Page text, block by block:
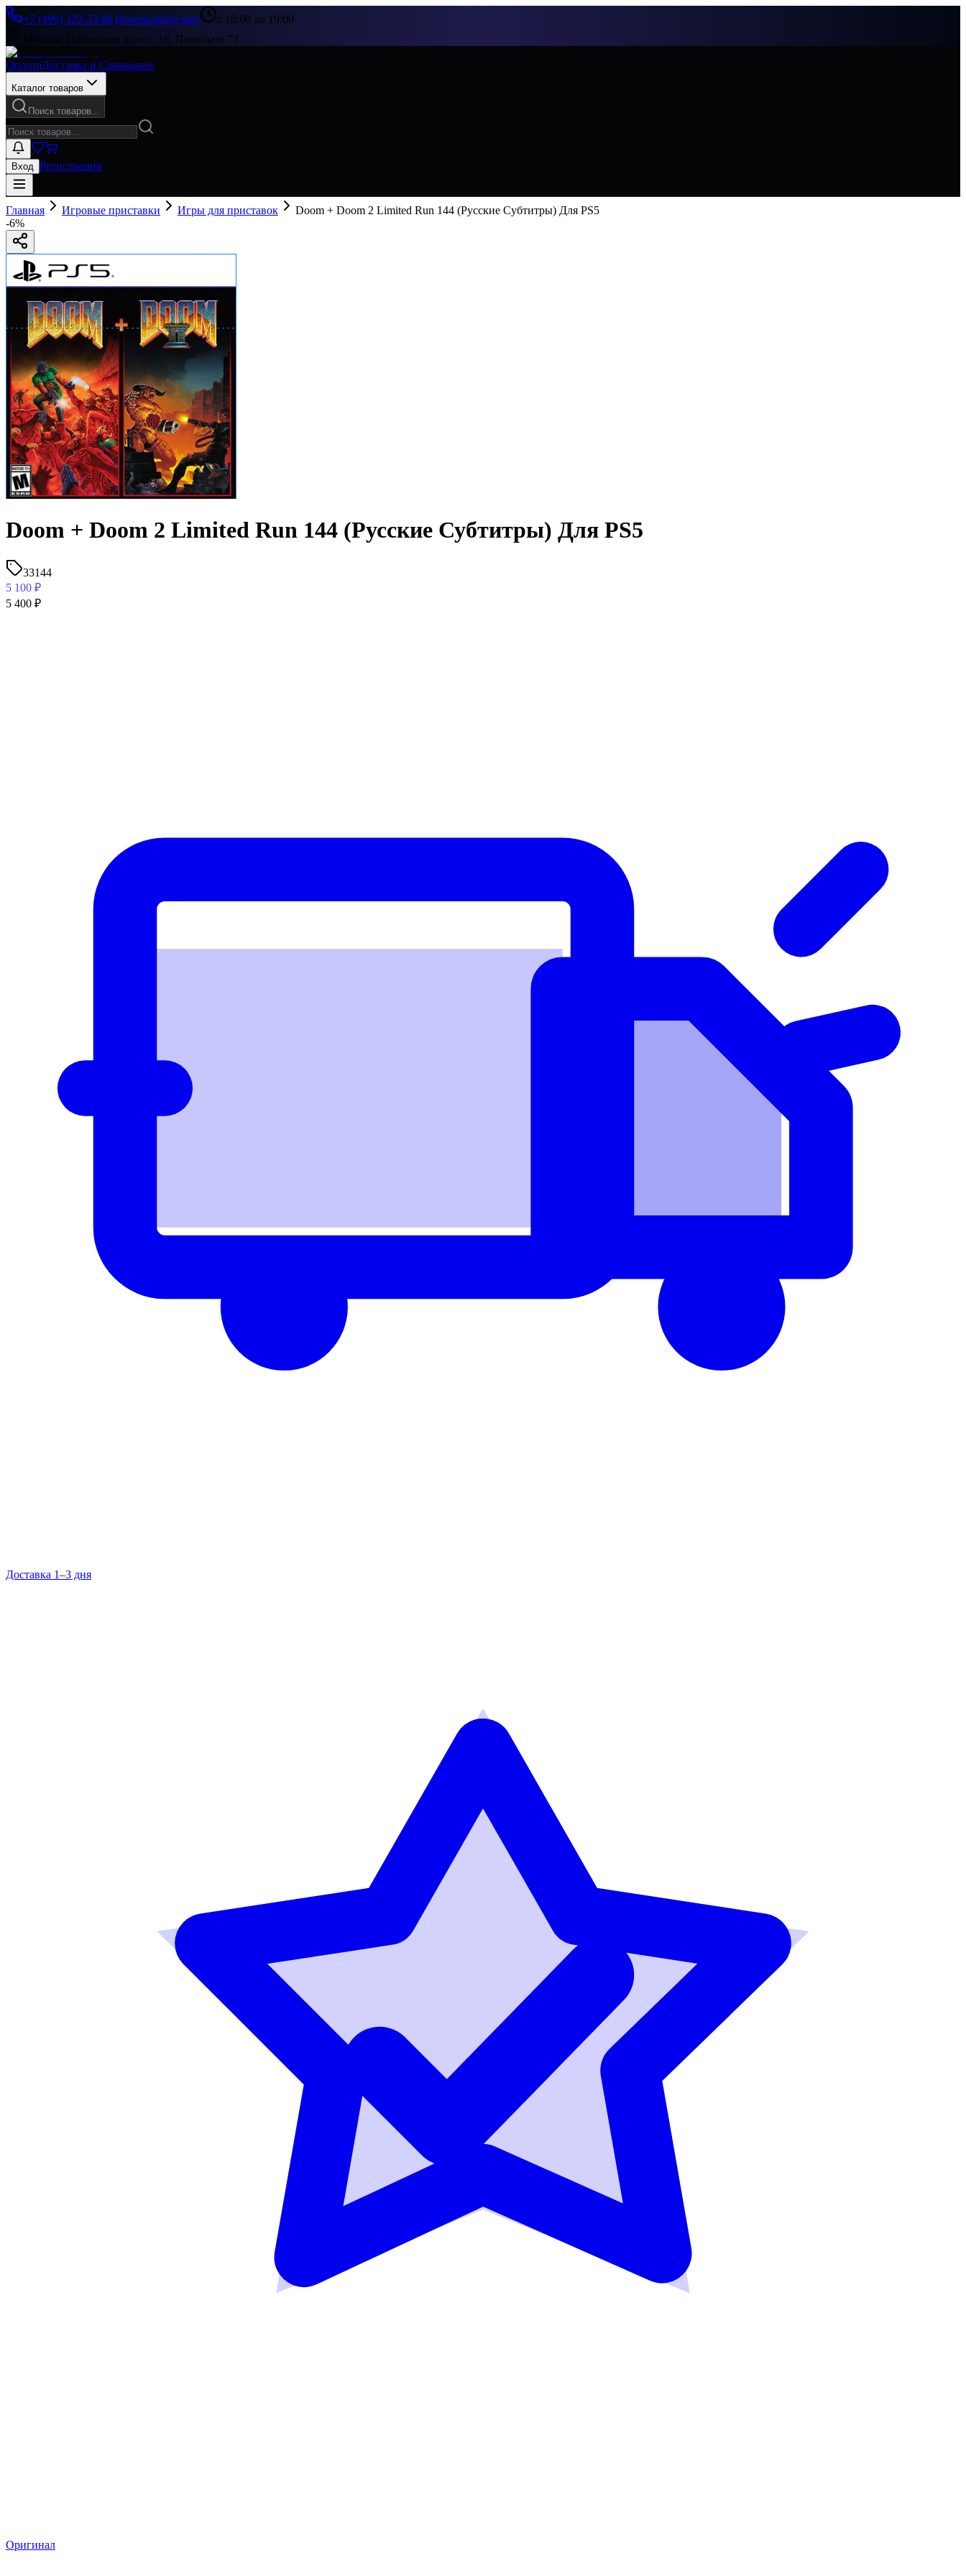
+7 (499) 322-33-86|Перезвоните мне
с 10:00 до 19:00
Москва, Пятницкое шоссе, 18, Павильон 73
ОплатаДоставка и Самовывоз
Каталог товаров
Поиск товаров...
Вход Регистрация
Главная Игровые приставки Игры для приставок
Doom + Doom 2 Limited Run 144 (Русские Субтитры) Для PS5
-6%
Doom + Doom 2 Limited Run 144 (Русские Субтитры) Для PS5
33144
5 100 ₽
5 400 ₽
Доставка 1–3 дня
Оригинал